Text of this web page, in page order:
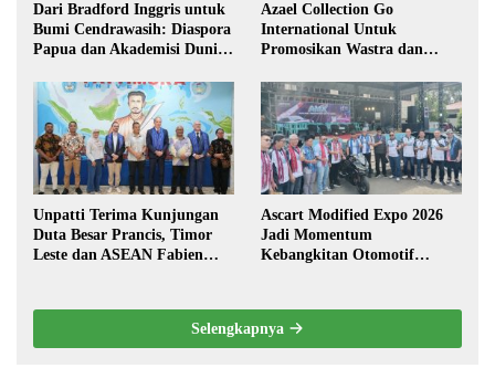
Dari Bradford Inggris untuk
Bumi Cendrawasih: Diaspora
Papua dan Akademisi Dunia
Indonesia Emas 2045
Azael Collection Go
International Untuk
Promosikan Wastra dan
Darwin Fusion ASEAN 2026
Unpatti Terima Kunjungan
Duta Besar Prancis, Timor
Leste dan ASEAN Fabien
Ascart Modified Expo 2026
Jadi Momentum
Kebangkitan Otomotif
Selengkapnya